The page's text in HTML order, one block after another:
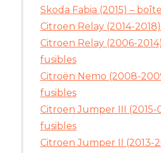
Skoda Fabia (2015) –
Citroen Relay (2014-
Citroen Relay (2006-
fusibles
Citroën Nemo (2008-
fusibles
Citroen Jumper III (2015-
fusibles
Citroen Jumper II (2013-